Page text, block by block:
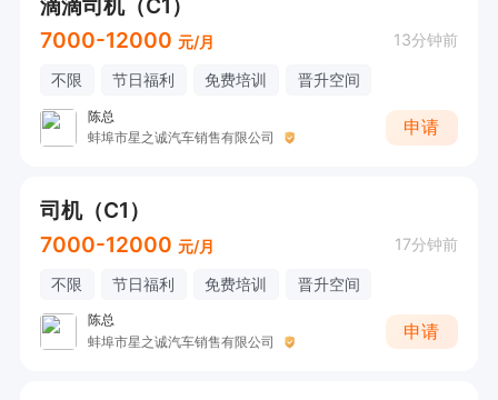
滴滴司机（C1）
7000-12000 元/月 13分钟前
不限 节日福利 免费培训 晋升空间
陈总
蚌埠市星之诚汽车销售有限公司
申请
司机（C1）
7000-12000 元/月 17分钟前
不限 节日福利 免费培训 晋升空间
陈总
蚌埠市星之诚汽车销售有限公司
申请